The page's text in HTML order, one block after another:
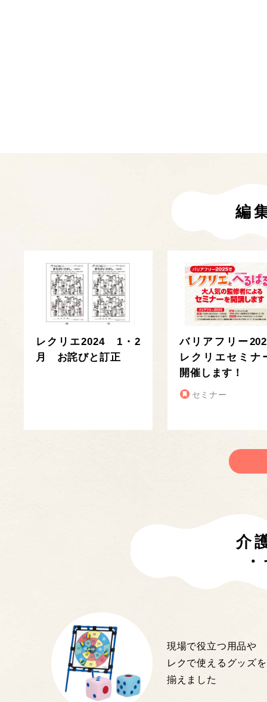
編
レクリエ2024 1・2
月 お詫びと訂正
バリアフリー
レクリエセミナ
開催します！
セミナー
介
現場で役立つ用品や
レクで使えるグッズを
揃えました